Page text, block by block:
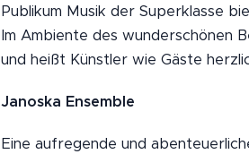
Publikum Musik der Superklasse
Im Ambiente des wunderschönen
und heißt Künstler wie Gäste
Janoska Ensemble
Eine aufregende und